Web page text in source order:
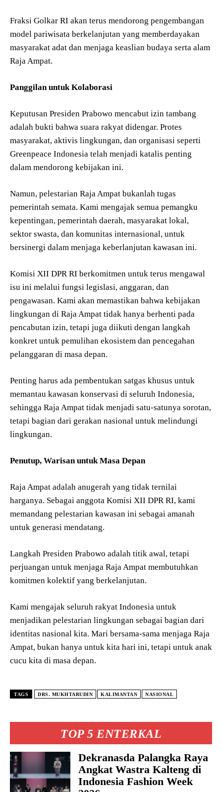
TOP 5 ENTERKAL
Dekranasda Palangka Raya
Angkat Wastra Kalteng di
Indonesia Fashion Week
Fraksi Golkar RI akan terus mendorong pengembangan
model pariwisata berkelanjutan yang memberdayakan
masyarakat adat dan menjaga keaslian budaya serta alam
Raja Ampat.
Panggilan untuk Kolaborasi
Keputusan Presiden Prabowo mencabut izin tambang
adalah bukti bahwa suara rakyat didengar. Protes
masyarakat, aktivis lingkungan, dan organisasi seperti
Greenpeace Indonesia telah menjadi katalis penting
dalam mendorong kebijakan ini.
Namun, pelestarian Raja Ampat bukanlah tugas
pemerintah semata. Kami mengajak semua pemangku
kepentingan, pemerintah daerah, masyarakat lokal,
sektor swasta, dan komunitas internasional, untuk
bersinergi dalam menjaga keberlanjutan kawasan ini.
Komisi XII DPR RI berkomitmen untuk terus mengawal
isu ini melalui fungsi legislasi, anggaran, dan
pengawasan. Kami akan memastikan bahwa kebijakan
lingkungan di Raja Ampat tidak hanya berhenti pada
pencabutan izin, tetapi juga diikuti dengan langkah
konkret untuk pemulihan ekosistem dan pencegahan
pelanggaran di masa depan.
Penting harus ada pembentukan satgas khusus untuk
memantau kawasan konservasi di seluruh Indonesia,
sehingga Raja Ampat tidak menjadi satu-satunya sorotan,
tetapi bagian dari gerakan nasional untuk melindungi
lingkungan.
Penutup, Warisan untuk Masa Depan
Raja Ampat adalah anugerah yang tidak ternilai
harganya. Sebagai anggota Komisi XII DPR RI, kami
memandang pelestarian kawasan ini sebagai amanah
untuk generasi mendatang.
Langkah Presiden Prabowo adalah titik awal, tetapi
perjuangan untuk menjaga Raja Ampat membutuhkan
komitmen kolektif yang berkelanjutan.
Kami mengajak seluruh rakyat Indonesia untuk
menjadikan pelestarian lingkungan sebagai bagian dari
identitas nasional kita. Mari bersama-sama menjaga Raja
Ampat, bukan hanya untuk kita hari ini, tetapi untuk anak
cucu kita di masa depan.
TAGS DRS. MUKHTARUDIN KALIMANTAN NASIONAL